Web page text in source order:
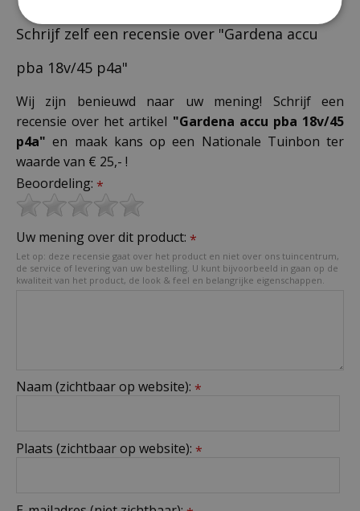
Schrijf zelf een recensie over "Gardena accu
pba 18v/45 p4a"
Wij zijn benieuwd naar uw mening! Schrijf een
recensie over het artikel "Gardena accu pba 18v/45
p4a" en maak kans op een Nationale Tuinbon ter
waarde van € 25,- !
Beoordeling: *
Uw mening over dit product: *
Let op: deze recensie gaat over het product en niet over ons tuincentrum,
de service of levering van uw bestelling. U kunt bijvoorbeeld in gaan op de
kwaliteit van het product, de look & feel en belangrijke eigenschappen.
Naam (zichtbaar op website): *
Plaats (zichtbaar op website): *